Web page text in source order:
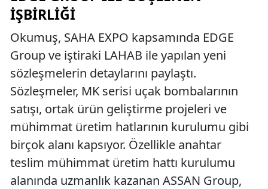
İŞBIRLIĞI
Okumuş, SAHA EXPO kapsamında EDGE
Group ve iştiraki LAHAB ile yapılan yeni
sözleşmelerin detaylarını paylaştı.
Sözleşmeler, MK serisi uçak bombalarının
satışı, ortak ürün geliştirme projeleri ve
mühimmat üretim hatlarının kurulumu gibi
birçok alanı kapsıyor. Özellikle anahtar
teslim mühimmat üretim hattı kurulumu
alanında uzmanlık kazanan ASSAN Group,